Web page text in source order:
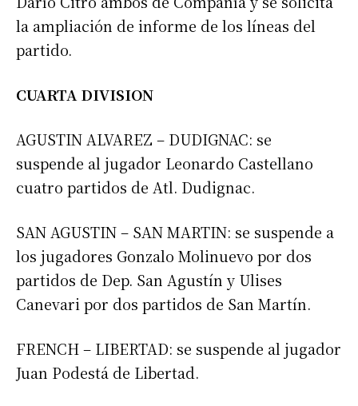
Nombre
Apellidos
Número de teléfono
la ampliación de informe de los líneas del
partido.
CUARTA DIVISION
AGUSTIN ALVAREZ – DUDIGNAC: se
suspende al jugador Leonardo Castellano
cuatro partidos de Atl. Dudignac.
SAN AGUSTIN – SAN MARTIN: se suspende a
los jugadores Gonzalo Molinuevo por dos
partidos de Dep. San Agustín y Ulises
Canevari por dos partidos de San Martín.
FRENCH – LIBERTAD: se suspende al jugador
Juan Podestá de Libertad.